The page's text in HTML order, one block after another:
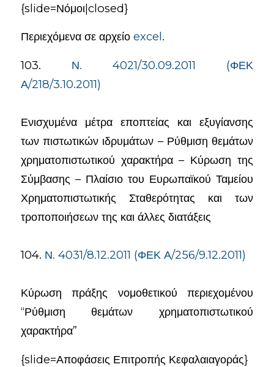
{slide=Νόμοι|closed}
Περιεχόμενα σε αρχείο excel.
103. Ν. 4021/30.09.2011 (ΦΕΚ
Α/218/3.10.2011)
Ενισχυμένα μέτρα εποπτείας και εξυγίανσης
των πιστωτικών ιδρυμάτων – Ρύθμιση θεμάτων
χρηματοπιστωτικού χαρακτήρα – Κύρωση της
Σύμβασης – Πλαίσιο του Ευρωπαϊκού Ταμείου
Χρηματοπιστωτικής Σταθερότητας και των
τροποποιήσεων της και άλλες διατάξεις
104. Ν. 4031/8.12.2011 (ΦΕΚ Α/256/9.12.2011)
Κύρωση πράξης νομοθετικού περιεχομένου
“Ρύθμιση θεμάτων χρηματοπιστωτικού
χαρακτήρα”
{slide=Αποφάσεις Επιτροπής Κεφαλαιαγοράς}